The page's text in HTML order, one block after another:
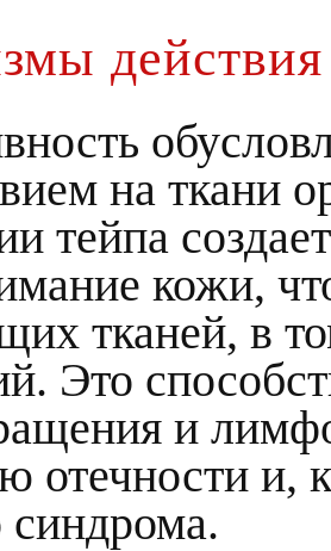
действия
на ткани
тейпа
кожи,
тканей, в
Это
и
отечности и,
синдрома.